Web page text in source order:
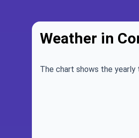
Weather in
The chart shows the yearly